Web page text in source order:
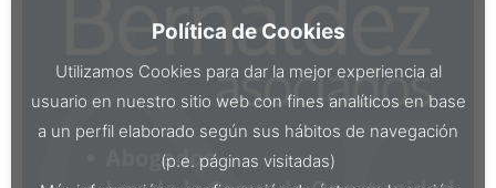
Política de Cookies
Utilizamos Cookies para dar la mejor experiencia al
usuario en nuestro sitio web con fines analíticos en base
a un perfil elaborado según sus hábitos de navegación
(p.e. páginas visitadas)